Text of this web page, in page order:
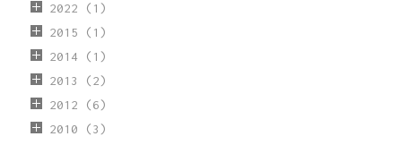
2022 (1)
2015 (1)
2014 (1)
2013 (2)
2012 (6)
2010 (3)